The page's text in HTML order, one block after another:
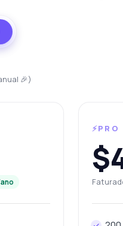
🎉)
⚡PRO